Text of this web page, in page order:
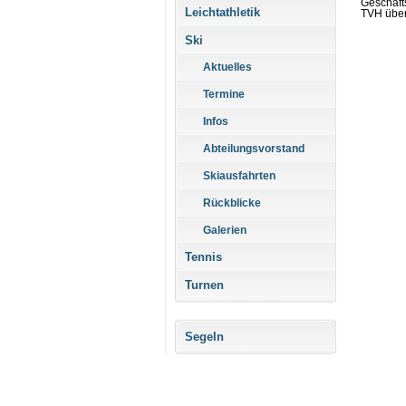
TVH
Leichtathletik
Ski
Aktuelles
Termine
Infos
Abteilungsvorstand
Skiausfahrten
Rückblicke
Galerien
Tennis
Turnen
Segeln